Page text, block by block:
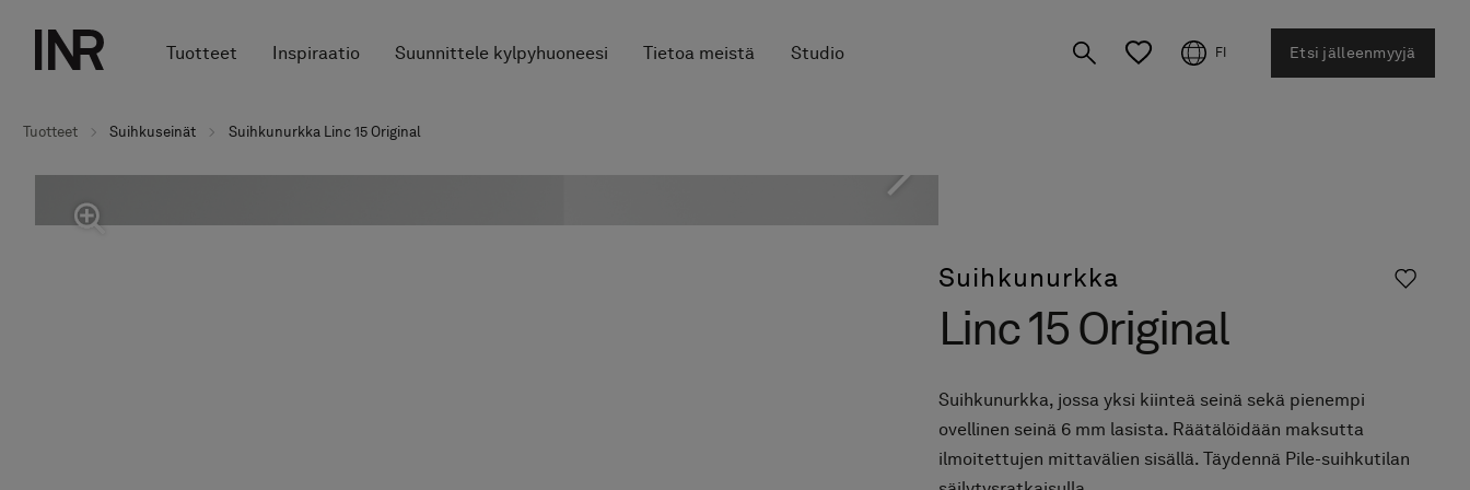
Tuotteet Inspiraatio Suunnittele kylpyhuoneesi Tietoa meistä Studio FI Etsi jälleenmyyjä
Tuotteet Suihkuseinät Suihkunurkka Linc 15 Original
Suihkunurkka
Linc 15 Original
Suihkunurkka, jossa yksi kiinteä seinä sekä pienempi
ovellinen seinä 6 mm lasista. Räätälöidään maksutta
ilmoitettujen mittavälien sisällä. Täydennä Pile-suihkutilan